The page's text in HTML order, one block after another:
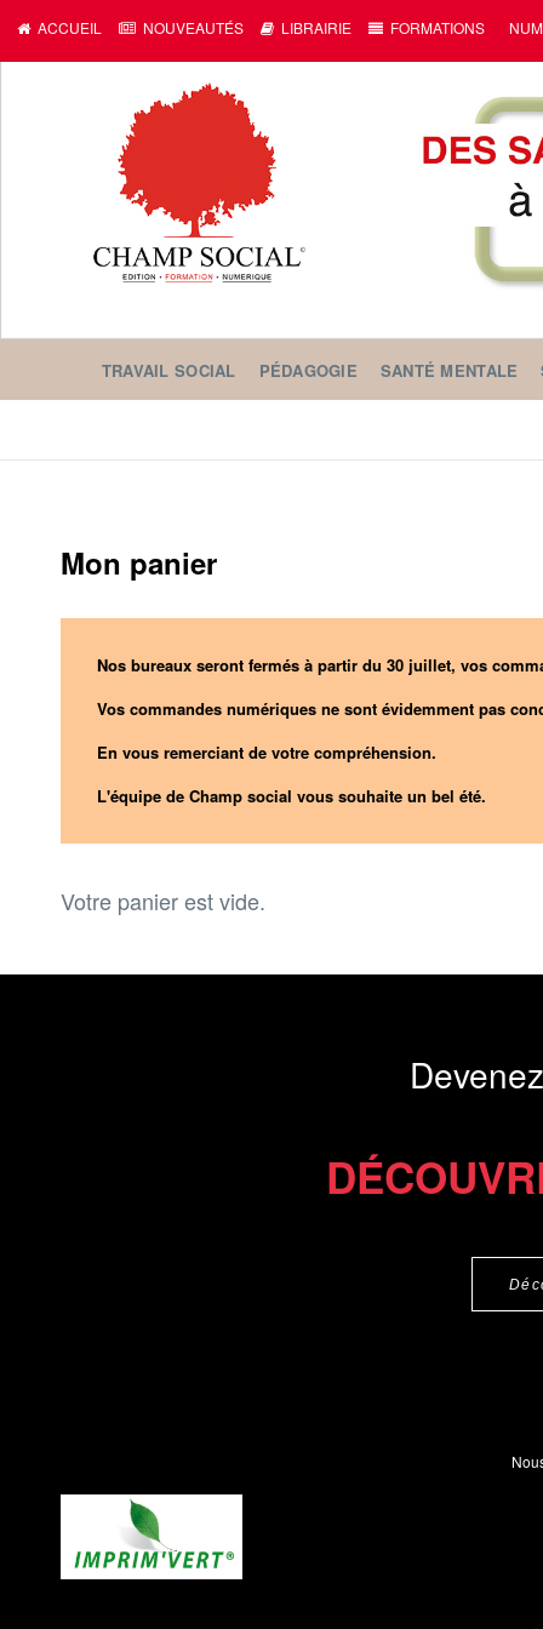
ACCUEIL NOUVEAUTÉS LIBRAIRIE FORMATIONS
TRAVAIL SOCIAL PÉDAGOGIE SANTÉ MENTALE
Mon panier
Nos bureaux seront fermés à partir du 30 juillet, vos
Vos commandes numériques ne sont évidemment pas
En vous remerciant de votre compréhension.
L'équipe de Champ social vous souhaite un bel été.
Votre panier est vide.